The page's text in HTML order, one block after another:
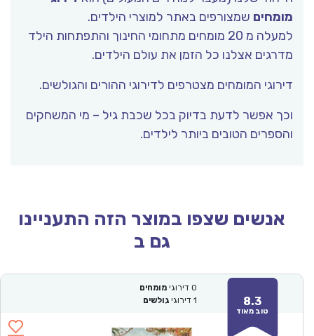
מומחים שמצורפים באתר למוצרי הילדים.
למעלה מ 20 מומחים מתחומי החינוך והתפתחות הילד
מדרגים אצלנו כל הזמן את עולם הילדים.
דירוגי המומחים מצטרפים לדירוגי ההורים והגולשים.
וכך אפשר לדעת בדיוק בכל שכבת גיל – מי המשחקים
והספרים הטובים ביותר לילדים.
אנשים שצפו במוצר הזה התעניינו
גם ב
8.3
טוב מאוד
0 דירוגי מומחים
1 דירוגי גולשים